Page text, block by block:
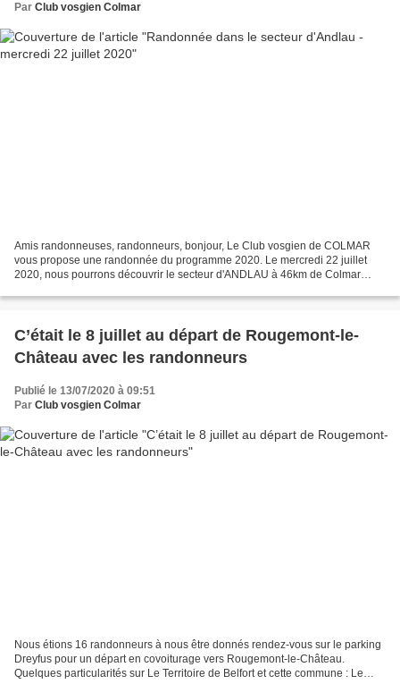
Par Club vosgien Colmar
Amis randonneuses, randonneurs, bonjour, Le Club vosgien de COLMAR
vous propose une randonnée du programme 2020. Le mercredi 22 juillet
2020, nous pourrons découvrir le secteur d'ANDLAU à 46km de Colmar
C’était le 8 juillet au départ de Rougemont-le-
Château avec les randonneurs
Publié le 13/07/2020 à 09:51
Par Club vosgien Colmar
Nous étions 16 randonneurs à nous être donnés rendez-vous sur le parking
Dreyfus pour un départ en covoiturage vers Rougemont-le-Château.
Quelques particularités sur Le Territoire de Belfort et cette commune : Le